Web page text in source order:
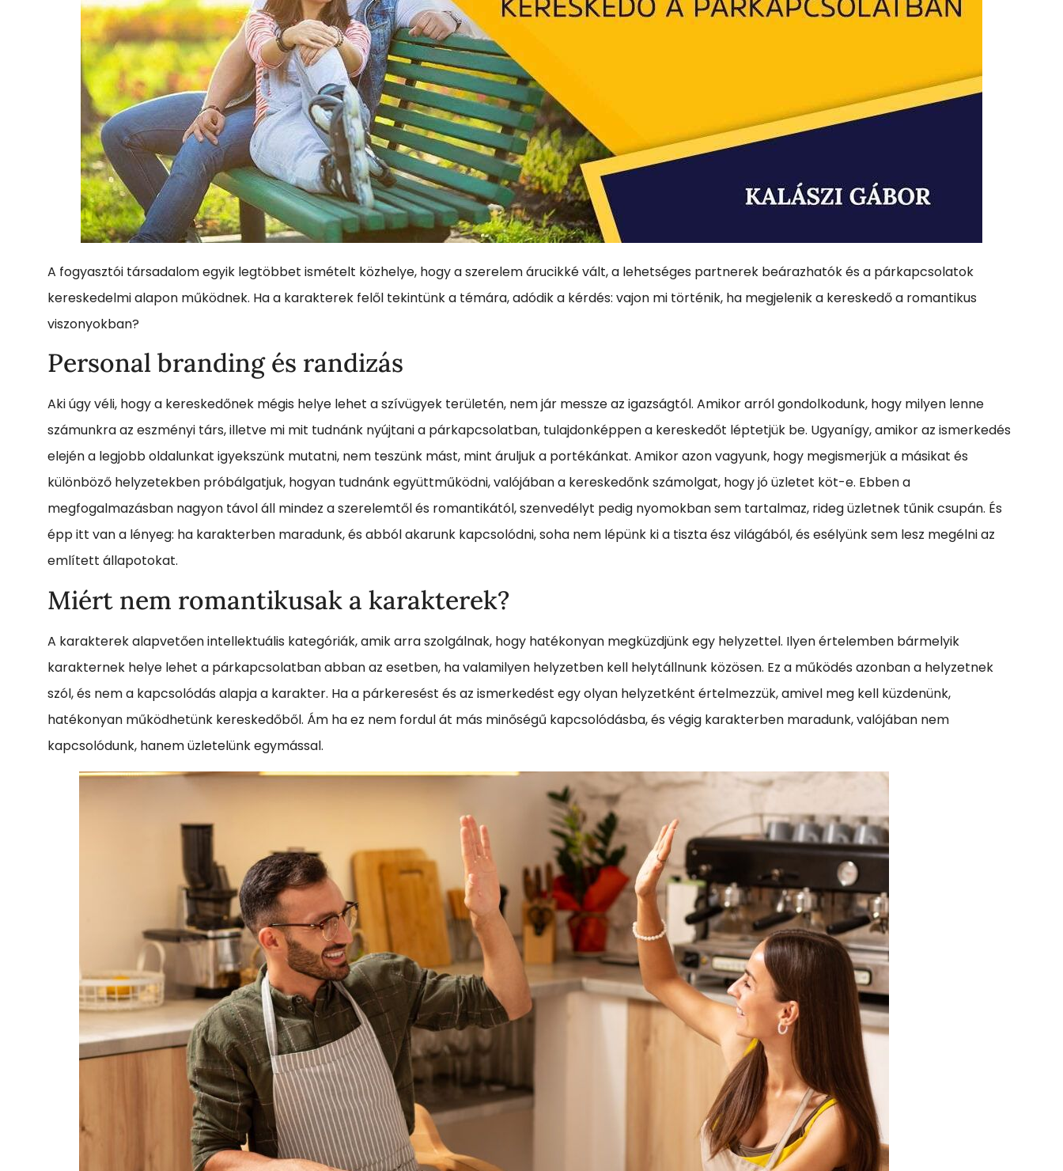
A fogyasztói társadalom egyik legtöbbet ismételt közhelye, hogy a szerelem árucikké vált, a lehetséges partnerek beárazhatók és a párkapcsolatok
kereskedelmi alapon működnek. Ha a karakterek felől tekintünk a témára, adódik a kérdés: vajon mi történik, ha megjelenik a kereskedő a romantikus
viszonyokban?
Personal branding és randizás
Aki úgy véli, hogy a kereskedőnek mégis helye lehet a szívügyek területén, nem jár messze az igazságtól. Amikor arról gondolkodunk, hogy milyen lenne
számunkra az eszményi társ, illetve mi mit tudnánk nyújtani a párkapcsolatban, tulajdonképpen a kereskedőt léptetjük be. Ugyanígy, amikor az ismerkedés
elején a legjobb oldalunkat igyekszünk mutatni, nem teszünk mást, mint áruljuk a portékánkat. Amikor azon vagyunk, hogy megismerjük a másikat és
különböző helyzetekben próbálgatjuk, hogyan tudnánk együttműködni, valójában a kereskedőnk számolgat, hogy jó üzletet köt-e. Ebben a
megfogalmazásban nagyon távol áll mindez a szerelemtől és romantikától, szenvedélyt pedig nyomokban sem tartalmaz, rideg üzletnek tűnik csupán. És
épp itt van a lényeg: ha karakterben maradunk, és abból akarunk kapcsolódni, soha nem lépünk ki a tiszta ész világából, és esélyünk sem lesz megélni az
említett állapotokat.
Miért nem romantikusak a karakterek?
A karakterek alapvetően intellektuális kategóriák, amik arra szolgálnak, hogy hatékonyan megküzdjünk egy helyzettel. Ilyen értelemben bármelyik
karakternek helye lehet a párkapcsolatban abban az esetben, ha valamilyen helyzetben kell helytállnunk közösen. Ez a működés azonban a helyzetnek
szól, és nem a kapcsolódás alapja a karakter. Ha a párkeresést és az ismerkedést egy olyan helyzetként értelmezzük, amivel meg kell küzdenünk,
hatékonyan működhetünk kereskedőből. Ám ha ez nem fordul át más minőségű kapcsolódásba, és végig karakterben maradunk, valójában nem
kapcsolódunk, hanem üzletelünk egymással.